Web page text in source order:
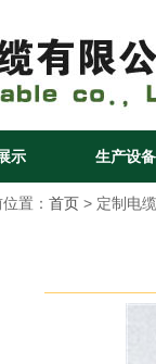
示 生产设备
置： 首页 > 定制电